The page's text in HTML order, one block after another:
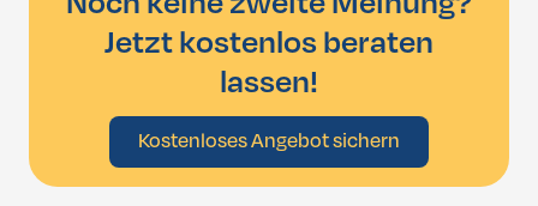
Jetzt kostenlos beraten
lassen!
Kostenloses Angebot sichern